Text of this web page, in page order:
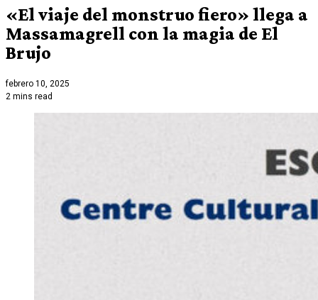
«El viaje del monstruo fiero» llega a
Massamagrell con la magia de El
Brujo
febrero 10, 2025
2 mins read